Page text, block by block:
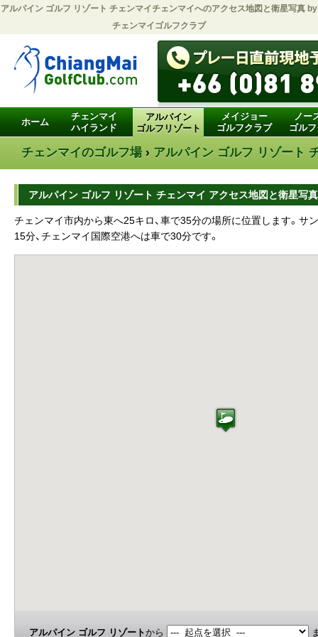
アルパイン ゴルフ リゾート チェンマイチェンマイへのアクセス地図と衛星写真 by
チェンマイゴルフクラブ
ホーム
チェンマイ
ハイランド
アルパイン
ゴルフリゾート
メイジョー
ゴルフクラブ
ノー
ゴル
チェンマイのゴルフ場 › アルパイン ゴルフ リゾート
アルパイン ゴルフ リゾート チェンマイ アクセス地図と衛星写真
チェンマイ市内から東へ25キロ、車で35分の場所に位置します。サ
15分、チェンマイ国際空港へは車で30分です。
アルパイン ゴルフ リゾートから